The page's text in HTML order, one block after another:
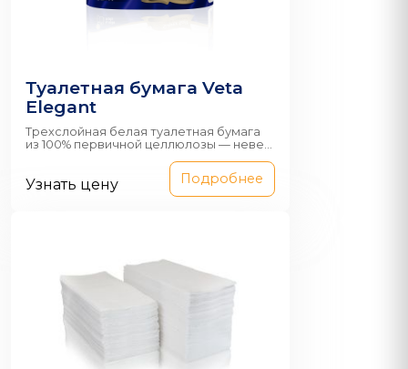
Туалетная бумага Veta
Elegant
Трехслойная белая туалетная бумага
из 100% первичной целлюлозы — неве...
Узнать цену Подробнее